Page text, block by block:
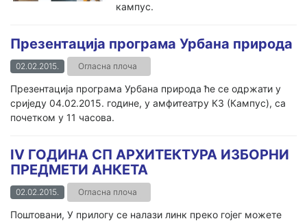
кампус.
Презентација програма Урбана природа
02.02.2015. Огласна плоча
Презентација програма Урбана природа ће се одржати у
сриједу 04.02.2015. године, у амфитеатру К3 (Кампус), са
почетком у 11 часова.
IV ГОДИНА СП АРХИТЕКТУРА ИЗБОРНИ
ПРЕДМЕТИ АНКЕТА
02.02.2015. Огласна плоча
Поштовани, У прилогу се налази линк преко гојег можете